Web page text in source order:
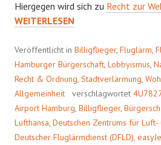
Hiergegen wird sich zu Recht zur
WEITERLESEN
Veröffentlicht in Billigflieger, Fluglärm
Hamburger Bürgerschaft Lobbyismus
Recht & Ordnung Stadtverlärmung
Allgemeinheit
verschlagwortet 4U7827
Airport Hamburg Billigflieger,
Lufthansa Deutschen Zentrums für Luft-
Deutscher Fluglärmdienst (DFLD)